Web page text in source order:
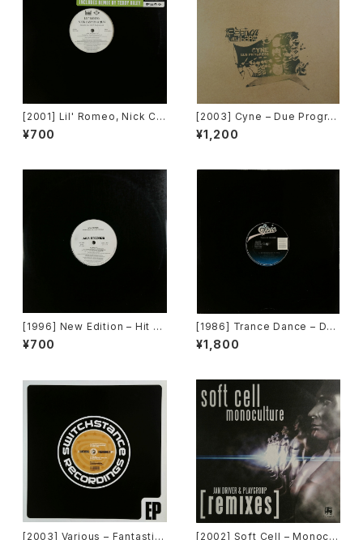
[2001] Lil' Romeo, Nick Ca
nnon & 3LW – Parents Just
Don't Understand [Jive, Ni
¥700
[2003] Cyne – Due Progre
ss [Botanica Del Jibaro]
¥1,200
[1996] New Edition – Hit M
e Off [MCA Records][PRO
MO]
¥700
[1986] Trance Dance – Do
The Dance [Epic]
¥1,800
[2003] Various – Fantastic
[2002] Soft Cell – Monocul